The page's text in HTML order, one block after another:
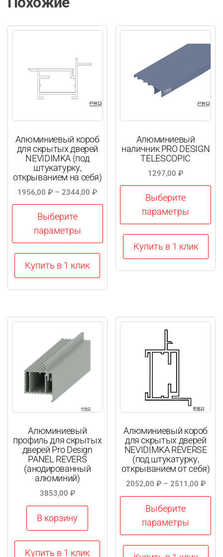
Алюминиевый короб
для скрытых дверей
NEVIDIMKA (под
штукатурку,
открыванием на себя)
1956,00₽ – 2344,00₽Диапазон
цен:
2344,00 ₽
Выберите
параметры
Этот
товар
выбрать
странице
товара.
Купить в 1 клик
Алюминиевый
наличник PRO DESIGN
TELESCOPIC
1297,00₽
Выберите
параметры
Этот
товар
можно
Купить в 1 клик
Алюминиевый
профиль для скрытых
дверей Pro Design
PANEL REVERS
(анодированный
алюминий)
3853,00 ₽
В корзину
Купить в 1 клик
Алюминиевый короб
для скрытых дверей
NEVIDIMKA REVERSE
(под штукатурку,
открыванием от себя)
2052,00 ₽ – 2511,00 ₽
цен:
Выберите
параметры
Этот